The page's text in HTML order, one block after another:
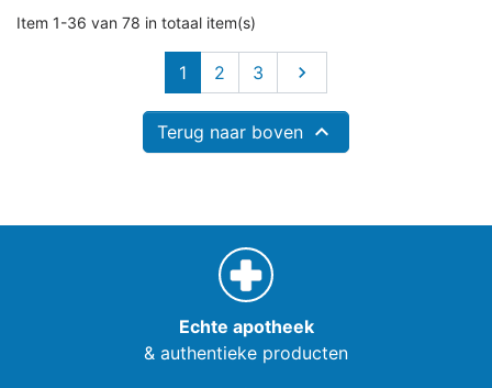
Item 1-36 van 78 in totaal item(s)
1 2 3 Volgende

Terug naar boven 
Echte apotheek
& authentieke producten